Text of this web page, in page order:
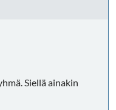
Siellä ainakin